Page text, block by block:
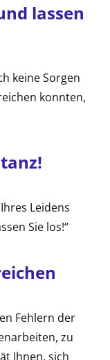
lassen
keine Sorgen
konnten,
Leidens
Sie los!“
Fehlern der
zu
Ihnen, sich